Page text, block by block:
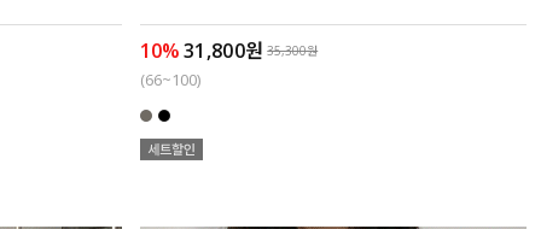
10%31,800원 35,300원
(66~100)